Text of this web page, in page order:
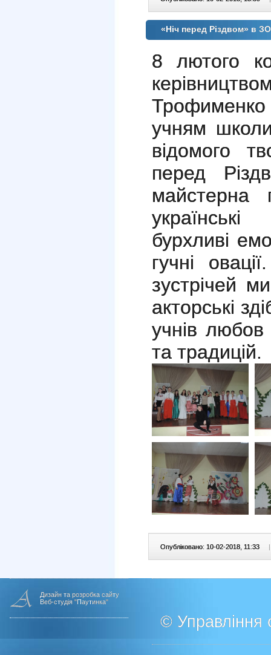
«Ніч перед Різдвом» в
8 лютого
учням
відомого
перед
майстерна
бурхливі
гучні
зустрічей
акторські
учнів любов
та традицій.
Опубліковано: 10-02-2018, 11:33 |
Дизайн та розробка сайту
Веб-студія "Паутинка"
© Управління